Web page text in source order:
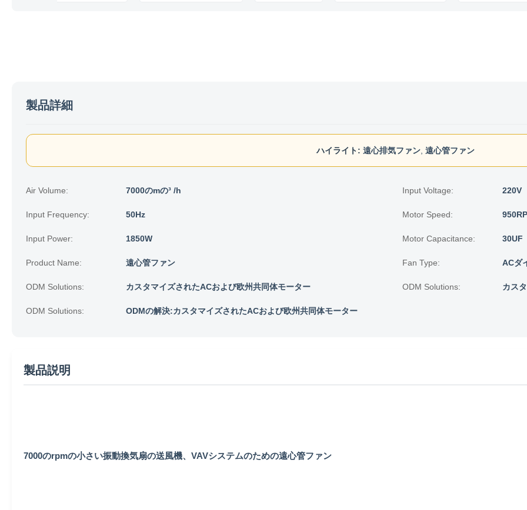
製品詳細
ハイライト: 遠心排気ファン, 遠心管ファン
Air Volume: 7000のmの³ /h Input Voltage: 220V
Input Frequency: 50Hz Motor Speed:
Input Power: 1850W Motor Capacitance: 30UF
Product Name: 遠心管ファン Fan Type: ACダ
ODM Solutions: カスタマイズされたACおよび欧州共同体モーター ODM Solutions: カス
ODM Solutions: ODMの解決:カスタマイズされたACおよび欧州共同体モーター
製品説明
7000のrpmの小さい振動換気扇の送風機、VAVシステムのための遠心管ファン